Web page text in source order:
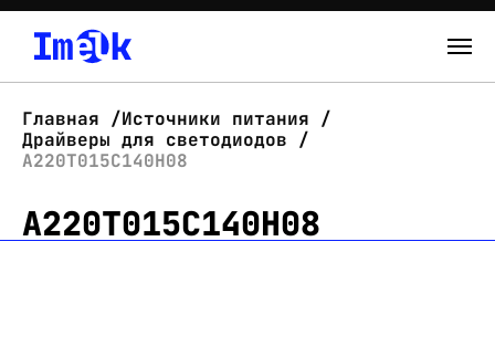
О нас
Новости
Главная
Источники питания
Драйверы для светодиодов
А220Т015С140Н08
А220Т015С140Н08